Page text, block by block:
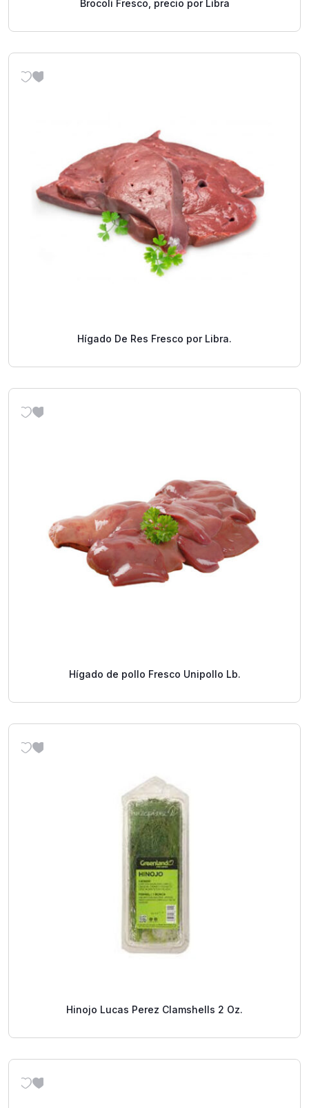
Brocoli Fresco, precio por Libra
Hígado De Res Fresco por Libra.
Hígado de pollo Fresco Unipollo Lb.
Hinojo Lucas Perez Clamshells 2 Oz.